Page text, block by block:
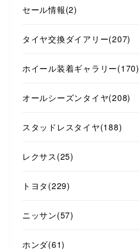
セール情報(2)
タイヤ交換ダイアリー(207)
ホイール装着ギャラリー(170)
オールシーズンタイヤ(208)
スタッドレスタイヤ(188)
レクサス (25)
トヨタ (229)
ニッサン(57)
ホンダ(61)